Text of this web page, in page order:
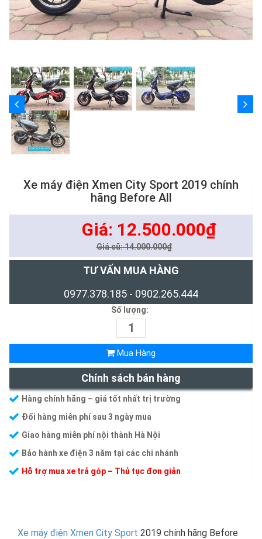
Xe máy điện Xmen City Sport 2019 chính
hãng Before All
Giá: 12.500.000₫
Giá cũ: 14.000.000₫
TƯ VẤN MUA HÀNG
0977.378.185 - 0902.265.444
Số lượng:
Mua Hàng
Chính sách bán hàng
Hàng chính hãng – giá tốt nhất trị trường
Đổi hàng miễn phí sau 3 ngày mua
Giao hàng miễn phí nội thành Hà Nội
Bảo hành xe điện 3 năm tại các chi nhánh
Hỗ trợ mua xe trả góp – Thủ tục đơn giản
Xe máy điện Xmen City Sport 2019 chính hãng Before